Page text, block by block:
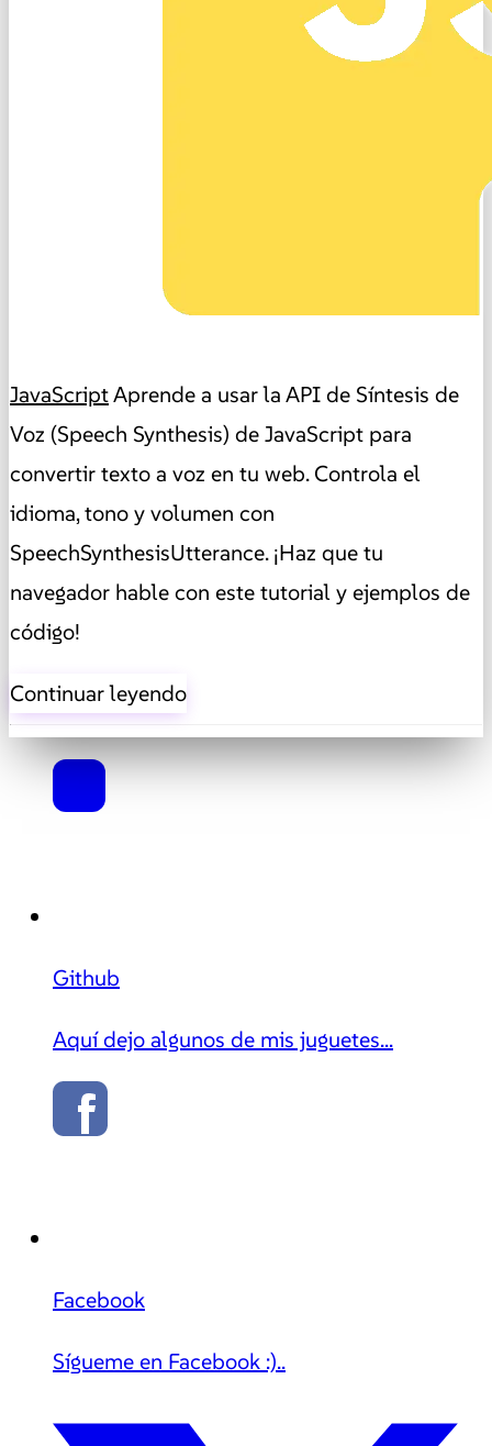
JavaScriptAprende a usar la API de Síntesis de
Voz (Speech Synthesis) de JavaScript para
convertir texto a voz en tu web. Controla el
idioma, tono y volumen con
SpeechSynthesisUtterance. ¡Haz que tu
navegador hable con este tutorial y ejemplos de
código!
Continuar leyendo
Github
Aquí dejo algunos de mis juguetes...
Facebook
Sígueme en Facebook :)..